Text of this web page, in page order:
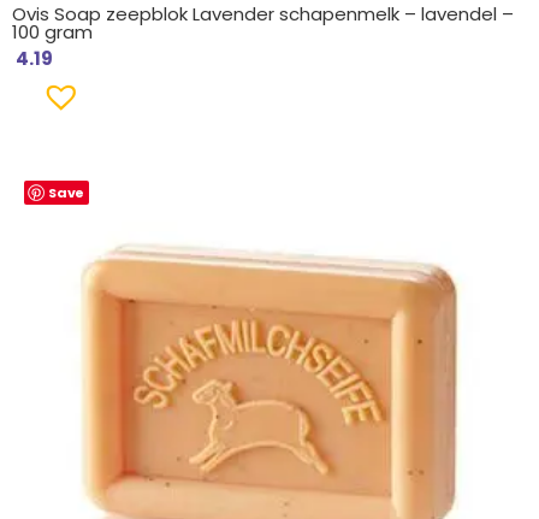
Ovis Soap zeepblok Lavender schapenmelk – lavendel –
100 gram
4.19
Save